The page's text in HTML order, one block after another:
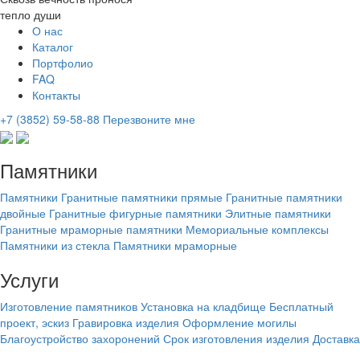
тепло души
О нас
Каталог
Портфолио
FAQ
Контакты
+7 (3852) 59-58-88 Перезвоните мне
Памятники
Памятники Гранитные памятники прямые Гранитные памятники
двойные Гранитные фигурные памятники Элитные памятники
Гранитные мраморные памятники Мемориальные комплексы
Памятники из стекла Памятники мраморные
Услуги
Изготовление памятников Установка на кладбище Бесплатный
проект, эскиз Гравировка изделия Оформление могилы
Благоустройство захоронений Срок изготовления изделия Доставка